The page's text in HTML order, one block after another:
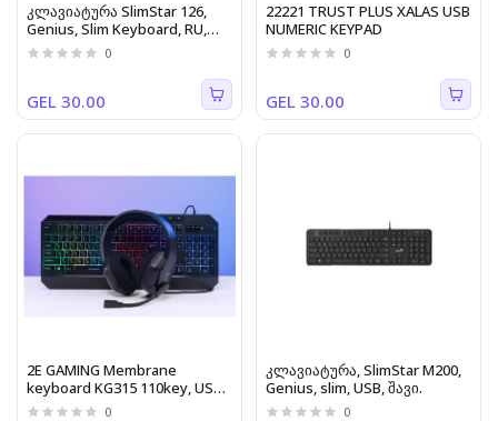
კლავიატურა SlimStar 126,
Genius, Slim Keyboard, RU,
USB Black
0
GEL 30.00
22221 TRUST PLUS XALAS USB
NUMERIC KEYPAD
0
GEL 30.00
2E GAMING Membrane
keyboard KG315 110key, USB-
A, EN/RU, RGB, black
0
კლავიატურა, SlimStar M200,
Genius, slim, USB, შავი.
0